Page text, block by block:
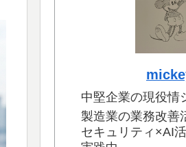
中堅企業の現役情
製造業の業務改善
セキュリティ×AI